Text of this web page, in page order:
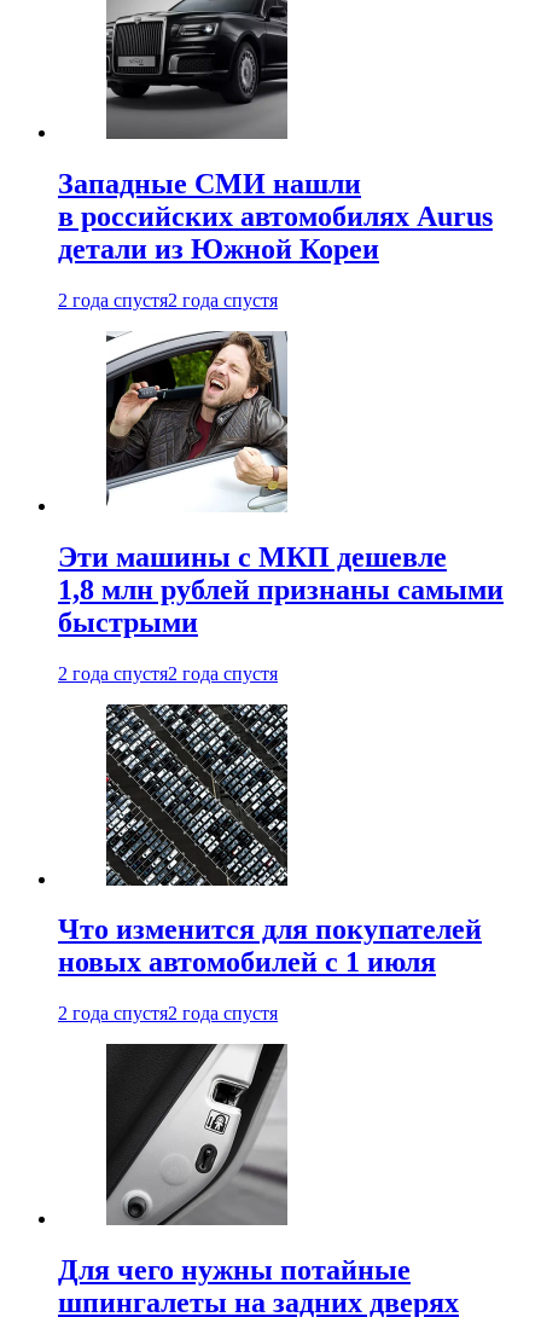
Западные СМИ нашли
в российских автомобилях Aurus
детали из Южной Кореи
2 года спустя2 года спустя
Эти машины с МКП дешевле
1,8 млн рублей признаны самыми
быстрыми
2 года спустя2 года спустя
Что изменится для покупателей
новых автомобилей с 1 июля
2 года спустя2 года спустя
Для чего нужны потайные
шпингалеты на задних дверях